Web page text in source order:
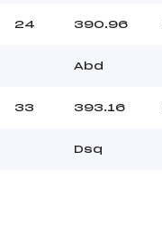
24 390.96
Abd
33 393.16
Dsq